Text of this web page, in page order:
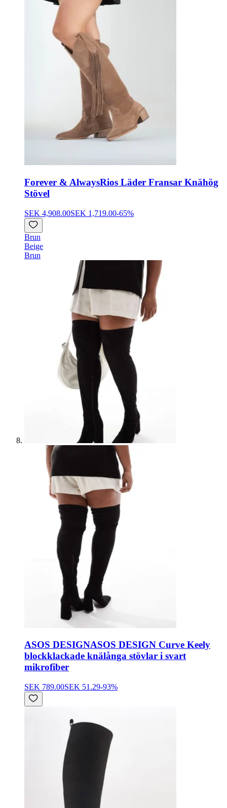
Forever & AlwaysRios Läder Fransar Knähög
Stövel
SEK 4,908.00SEK 1,719.00-65%
Brun
Beige
Brun
ASOS DESIGNASOS DESIGN Curve Keely
blockklackade knälånga stövlar i svart
mikrofiber
SEK 789.00SEK 51.29-93%